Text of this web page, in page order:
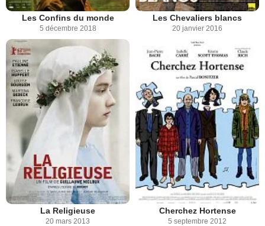
Les Confins du monde
5 décembre 2018
Les Chevaliers blancs
20 janvier 2016
La Religieuse
20 mars 2013
Cherchez Hortense
5 septembre 2012